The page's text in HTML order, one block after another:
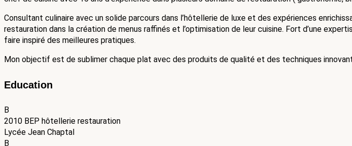
Consultant culinaire avec un solide parcours dans l’hôtellerie de luxe et des expériences
restauration dans la création de menus raffinés et l’optimisation de leur cuisine. Fort d’une
faire inspiré des meilleures pratiques.
Mon objectif est de sublimer chaque plat avec des produits de qualité et des techniques
Education
B
2010 BEP hôtellerie restauration
Lycée Jean Chaptal
B